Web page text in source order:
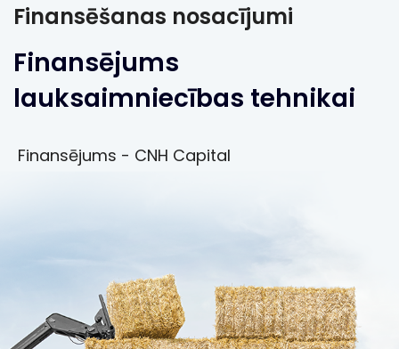
Finansēšanas nosacījumi
Finansējums
lauksaimniecības tehnikai
Finansējums - CNH Capital